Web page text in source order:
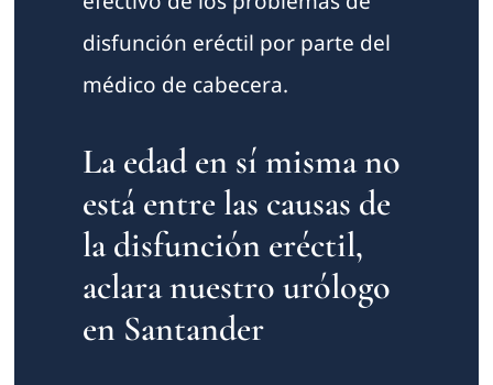
disfunción eréctil por parte del
médico de cabecera.
La edad en sí misma no
está entre las causas de
la disfunción eréctil,
aclara nuestro urólogo
en Santander